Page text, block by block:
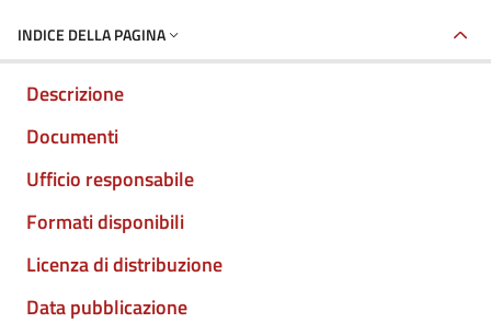
INDICE DELLA PAGINA
Descrizione
Documenti
Ufficio responsabile
Formati disponibili
Licenza di distribuzione
Data pubblicazione